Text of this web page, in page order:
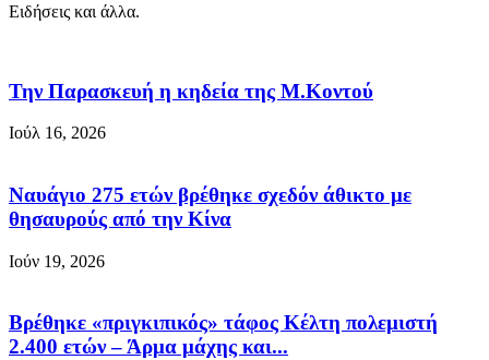
Ειδήσεις και άλλα.
Την Παρασκευή η κηδεία της Μ.Κοντού
Ιούλ 16, 2026
Ναυάγιο 275 ετών βρέθηκε σχεδόν άθικτο με
θησαυρούς από την Κίνα
Ιούν 19, 2026
Βρέθηκε «πριγκιπικός» τάφος Κέλτη πολεμιστή
2.400 ετών – Άρμα μάχης και...